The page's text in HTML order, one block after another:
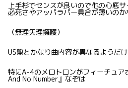
上手杉でセンスが良いので他の心底
必死さやアッパラパー具合が薄いのか
（無理矢理擁護）
US盤とかなり曲内容が異なるようだ
特にA-4のメロトロンがフィーチュア
And No Number』なぞは